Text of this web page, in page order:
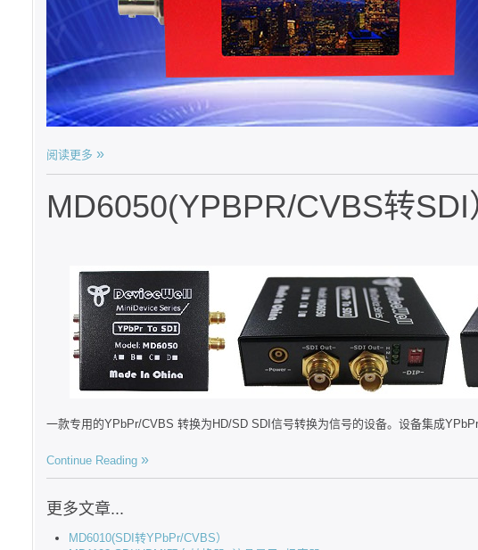
阅读更多
MD6050(YPBPR/CVBS转SDI
一款专用的YPbPr/CVBS 转换为HD/SD SDI信号转换为信号的设备。设备集成
Continue Reading
更多文章...
MD6010(SDI转YPbPr/CVBS）